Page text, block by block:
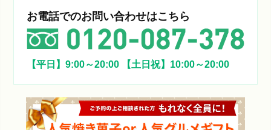
お電話でのお問い合わせはこちら
【平日】9:00～20:00 【土日祝】10:00～20:00